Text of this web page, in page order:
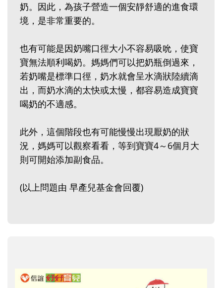
奶。因此，為孩子營造一個安靜舒適的進食環
境，是非常重要的。
也有可能是因奶嘴口徑大小不容易吸吮，使寶
寶無法順利喝奶。媽媽們可以把奶瓶倒過來，
若奶嘴是標準口徑，奶水就會呈水滴狀陸續滴
出，而奶水滴的太快或太慢，都容易造成寶寶
喝奶的不適感。
此外，這個階段也有可能慢慢出現厭奶的狀
況，媽媽可以觀察看看，等到寶寶4～6個月大
則可開始添加副食品。
(以上問題由 早產兒基金會回覆)